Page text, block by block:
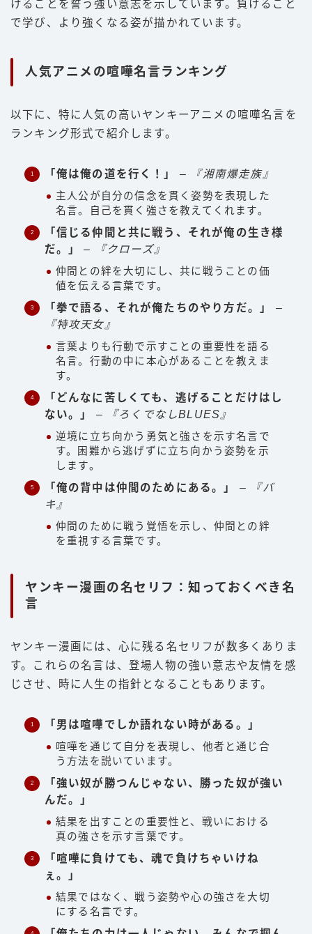
けることを誓う強い意志を示しています。負けること
で学び、より強くなる姿が描かれています。
人気アニメの喧嘩名言ランキング
以下に、特に人気の高いヤンキーアニメの喧嘩名言を
ランキング形式で紹介します。
「俺は俺の道を行く！」 – 『湘南爆走族』
主人公が自分の信念を貫く姿勢を表現した
名言。自己を貫く強さを教えてくれます。
「信じる仲間と共に戦う、それが俺の生き様
だ。」
– 『クローズ』
仲間との絆を大切にし、共に戦うことの価
値を伝える言葉です。
「拳で語る、それが俺たちのやり方だ。」
–
『特攻天女』
言葉よりも行動で示すことの重要性を語る
名言。行動の中に本心があることを教えま
す。
「どんなに苦しくても、逃げることだけはし
ない。」
– 『ろくでなしBLUES』
逆境に立ち向かう勇気と強さを示す名言で
す。困難から逃げずに立ち向かう姿勢を示
します。
「俺の背中は仲間のためにある。」 –
『バ
キ』
仲間のために戦う覚悟を示し、仲間との絆
を重視する言葉です。
ヤンキー漫画の名セリフ：知っておくべき名
言
ヤンキー漫画には、心に残る名セリフが数多くありま
す。これらの名言は、登場人物の強い意志や友情を感
じさせ、時に人生の指針となることもあります。
「男は喧嘩でしか語れない時がある。」
喧嘩を通じて自分を表現し、他者と通じ合
う方法を説いています。
「強い奴が勝つんじゃない、勝った奴が強い
んだ。」
結果を出すことの重要性と、戦いにおける
真の強さを示す言葉です。
「喧嘩に負けても、魂で負けちゃいけね
ぇ。」
結果ではなく、戦う姿勢や心の強さを大切
にする名言です。